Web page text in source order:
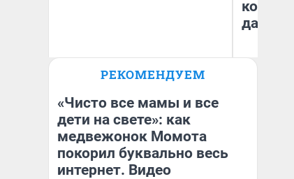
Анатолий Кузнецов
даже
РЕКОМЕНДУЕМ
«Чисто все мамы и все
дети на свете»: как
медвежонок Момота
покорил буквально весь
интернет. Видео